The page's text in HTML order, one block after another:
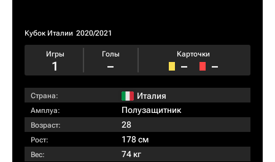
Кубок Италии 2020/2021
Игры
1
Голы
–
Карточки
– –
Страна: Италия
Амплуа: Полузащитник
Возраст: 28
Рост: 178 см
Вес: 74 кг